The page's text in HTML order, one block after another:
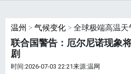
温州 >气候变化 > 全球极端高温天
联合国警告：厄尔尼诺现象
剧
时间:2026-07-03 22:21来源:温网